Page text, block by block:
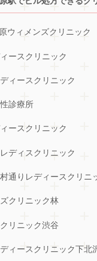
ウィメンズクリニック
ースクリニック
ィースクリニック
診療所
ースクリニック
ディスクリニック
通りレディースクリニ
クリニック林
リニック渋谷
ィースクリニック下北